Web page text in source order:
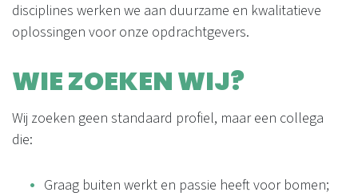
disciplines werken we aan duurzame en kwalitatieve
oplossingen voor onze opdrachtgevers.
WIE ZOEKEN WIJ?
Wij zoeken geen standaard profiel, maar een collega
die:
Graag buiten werkt en passie heeft voor bomen;